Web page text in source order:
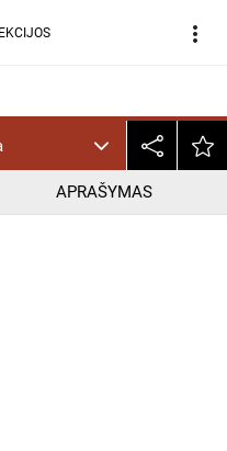
more_vert
APRAŠYMAS